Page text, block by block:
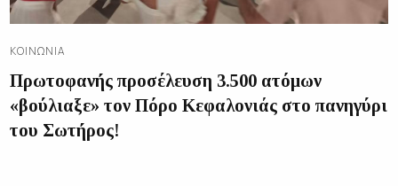
ΚΟΙΝΩΝΊΑ
Πρωτοφανής προσέλευση 3.500 ατόμων
«βούλιαξε» τον Πόρο Κεφαλονιάς στο πανηγύρι
του Σωτήρος!